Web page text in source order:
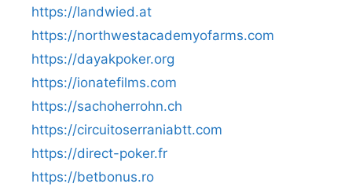
https://landwied.at
https://northwestacademyofarms.com
https://dayakpoker.org
https://ionatefilms.com
https://sachoherrohn.ch
https://circuitoserraniabtt.com
https://direct-poker.fr
https://betbonus.ro